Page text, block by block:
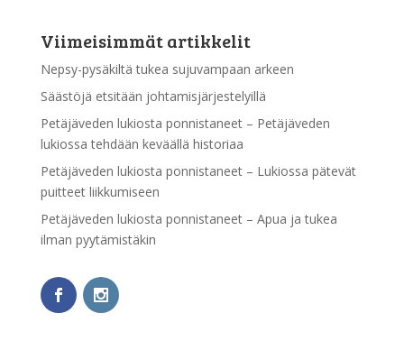
Viimeisimmät artikkelit
Nepsy-pysäkiltä tukea sujuvampaan arkeen
Säästöjä etsitään johtamisjärjestelyillä
Petäjäveden lukiosta ponnistaneet – Petäjäveden
lukiossa tehdään keväällä historiaa
Petäjäveden lukiosta ponnistaneet – Lukiossa pätevät
puitteet liikkumiseen
Petäjäveden lukiosta ponnistaneet – Apua ja tukea
ilman pyytämistäkin